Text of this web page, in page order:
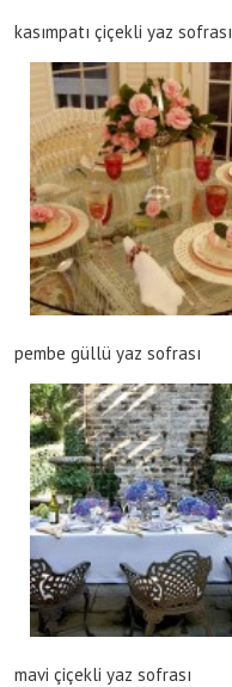
kasımpatı çiçekli yaz sofrası
pembe güllü yaz sofrası
mavi çiçekli yaz sofrası